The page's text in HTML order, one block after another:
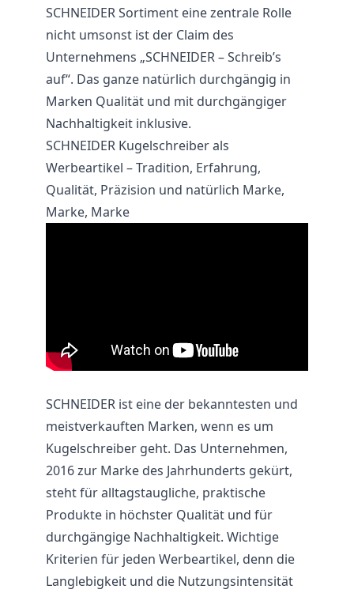
SCHNEIDER Sortiment eine zentrale Rolle
nicht umsonst ist der Claim des
Unternehmens „SCHNEIDER – Schreib’s
auf“. Das ganze natürlich durchgängig in
Marken Qualität und mit durchgängiger
Nachhaltigkeit inklusive.
SCHNEIDER Kugelschreiber als
Werbeartikel – Tradition, Erfahrung,
Qualität, Präzision und natürlich Marke,
Marke, Marke
SCHNEIDER ist eine der bekanntesten und
meistverkauften Marken, wenn es um
Kugelschreiber geht. Das Unternehmen,
2016 zur Marke des Jahrhunderts gekürt,
steht für alltagstaugliche, praktische
Produkte in höchster Qualität und für
durchgängige Nachhaltigkeit. Wichtige
Kriterien für jeden Werbeartikel, denn die
Langlebigkeit und die Nutzungsintensität